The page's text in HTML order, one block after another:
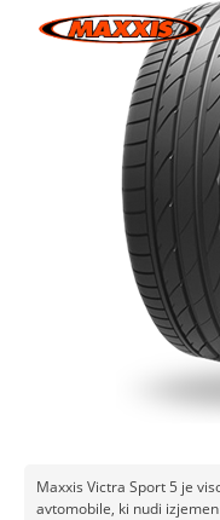
Maxxis Victra Sport 5 je
avtomobile, ki nudi